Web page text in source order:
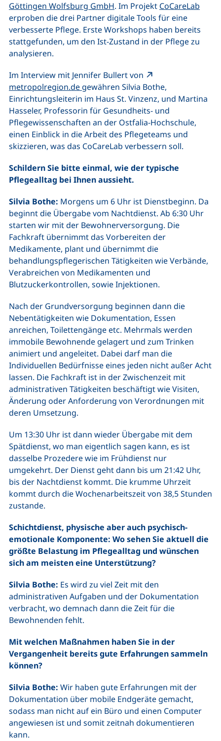
Göttingen Wolfsburg GmbH(externer Link, öffnet neues
. Im Projekt CoCareLab
erproben die drei Partner digitale Tools für eine
verbesserte Pflege. Erste Workshops haben bereits
stattgefunden, um den Ist-Zustand in der Pflege zu
analysieren.
Im Interview mit Jennifer Bullert von
metropolregion.de (externer Link, öffnet neues Fenster)
gewähren Silvia Bothe,
Einrichtungsleiterin im Haus St. Vinzenz, und Martina
Hasseler, Professorin für Gesundheits- und
Pflegewissenschaften an der Ostfalia-Hochschule,
einen Einblick in die Arbeit des Pflegeteams und
skizzieren, was das CoCareLab verbessern soll.
Schildern Sie bitte einmal, wie der typische
Pflegealltag bei Ihnen aussieht.
Silvia Bothe: Morgens um 6 Uhr ist Dienstbeginn. Da
beginnt die Übergabe vom Nachtdienst. Ab 6:30 Uhr
starten wir mit der Bewohnerversorgung. Die
Fachkraft übernimmt das Vorbereiten der
Medikamente, plant und übernimmt die
behandlungspflegerischen Tätigkeiten wie Verbände,
Verabreichen von Medikamenten und
Blutzuckerkontrollen, sowie Injektionen.
Nach der Grundversorgung beginnen dann die
Nebentätigkeiten wie Dokumentation, Essen
anreichen, Toilettengänge etc. Mehrmals werden
immobile Bewohnende gelagert und zum Trinken
animiert und angeleitet. Dabei darf man die
Individuellen Bedürfnisse eines jeden nicht außer Acht
lassen. Die Fachkraft ist in der Zwischenzeit mit
administrativen Tätigkeiten beschäftigt wie Visiten,
Änderung oder Anforderung von Verordnungen mit
deren Umsetzung.
Um 13:30 Uhr ist dann wieder Übergabe mit dem
Spätdienst, wo man eigentlich sagen kann, es ist
dasselbe Prozedere wie im Frühdienst nur
umgekehrt. Der Dienst geht dann bis um 21:42 Uhr,
bis der Nachtdienst kommt. Die krumme Uhrzeit
kommt durch die Wochenarbeitszeit von 38,5 Stunden
zustande.
Schichtdienst, physische aber auch psychisch-
emotionale Komponente: Wo sehen Sie aktuell die
größte Belastung im Pflegealltag und wünschen
sich am meisten eine Unterstützung?
Silvia Bothe: Es wird zu viel Zeit mit den
administrativen Aufgaben und der Dokumentation
verbracht, wo demnach dann die Zeit für die
Bewohnenden fehlt.
Mit welchen Maßnahmen haben Sie in der
Vergangenheit bereits gute Erfahrungen sammeln
können?
Silvia Bothe: Wir haben gute Erfahrungen mit der
Dokumentation über mobile Endgeräte gemacht,
sodass man nicht auf ein Büro und einen Computer
angewiesen ist und somit zeitnah dokumentieren
kann.